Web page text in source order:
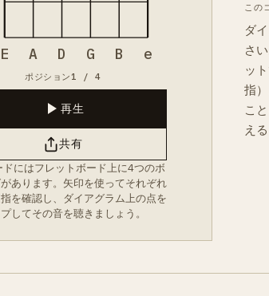
E A D G B e
ポジション1 / 4
再生
共有
ドにはフレットボード上に4つのボ
あります。矢印を使ってそれぞれ
を確認し、ダイアグラム上の点を
してその音を聴きましょう。
この
ダ
さ
ッ
指
こ
え